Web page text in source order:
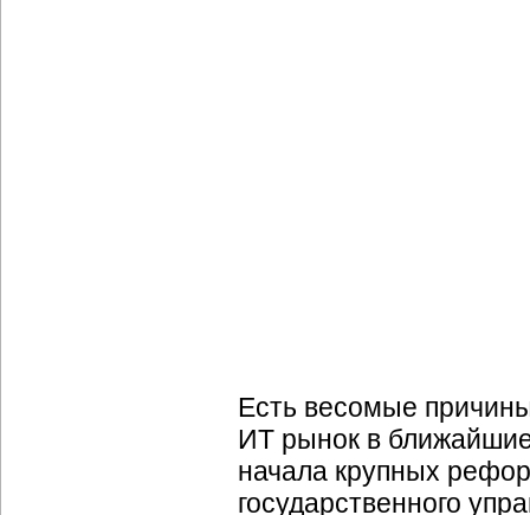
Есть весомые
ИТ рынок в
начала крупных
государственного